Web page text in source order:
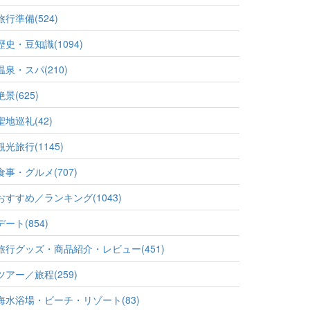
行準備(524)
史・豆知識(1094)
泉・スパ(210)
景(625)
地巡礼(42)
光旅行(1145)
事・グルメ(707)
すすめ／ランキング(1043)
ート(854)
行グッズ・商品紹介・レビュー(451)
アー／旅程(259)
水浴場・ビーチ・リゾート(83)